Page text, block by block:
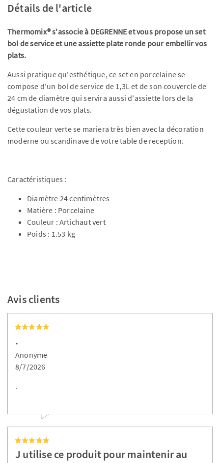
Détails de l'article
Thermomix® s'associe à DEGRENNE et vous propose un set
bol de service et une assiette plate ronde pour embellir vos
plats.
Aussi pratique qu'esthétique, ce set en porcelaine se
compose d'un bol de service de 1,3L et de son couvercle de
24 cm de diamètre qui servira aussi d'assiette lors de la
dégustation de vos plats.
Cette couleur verte se mariera très bien avec la décoration
moderne ou scandinave de votre table de reception.
Caractéristiques :
Diamètre 24 centimètres
Matière : Porcelaine
Couleur : Artichaut vert
Poids : 1.53 kg
Avis clients
.
Anonyme
8/7/2026
.
J utilise ce produit pour maintenir au